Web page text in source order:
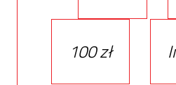
100 zł